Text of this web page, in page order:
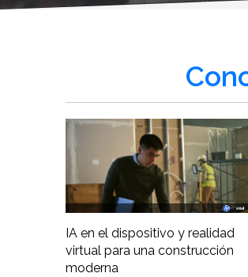
IA en el dispositivo y realidad
virtual para una construcción
moderna